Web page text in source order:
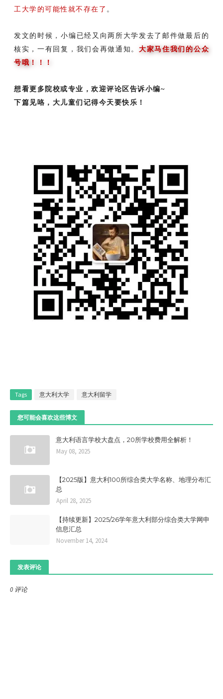
工大学的可能性就不存在了 。
发文的时候，小编已经又向两所大学发去了邮件做最后的
核实，一有回复，我们会再做通知。 大家马住我们的公众
号哦！！！
想看更多院校或专业，欢迎评论区告诉小编~
下篇见咯，大儿童们记得今天要快乐！
Tags 意大利大学 意大利留学
您可能会喜欢这些博文
意大利语言学校大盘点，20所学校费用全解析！
May 08, 2025
【2025版】意大利100所综合类大学名称、地理分布汇
总
April 28, 2025
【持续更新】2025/26学年意大利部分综合类大学网申
信息汇总
November 14, 2024
发表评论
0 评论